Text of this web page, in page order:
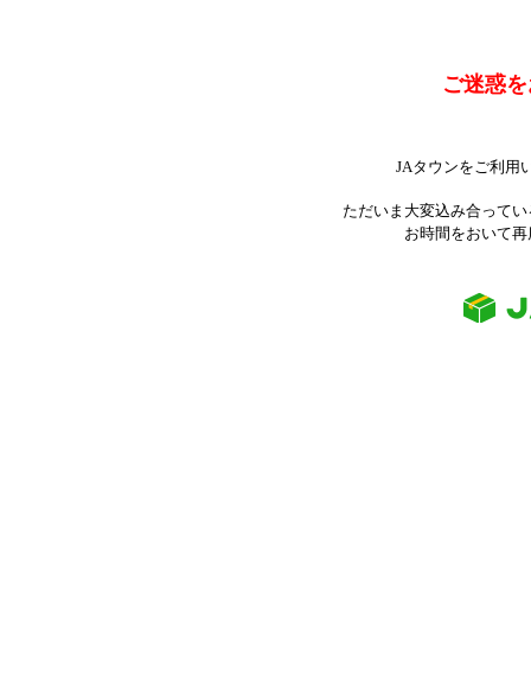
ご迷惑
JAタウンをご利用
ただいま大変込み合って
お時間をおいて